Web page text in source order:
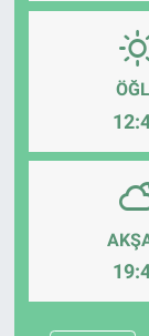
Teknoloji
Astroloji-